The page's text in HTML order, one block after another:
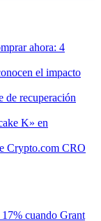
ahora: 4
el impacto
de recuperación
K» en
Crypto.com CRO
cuando Grant